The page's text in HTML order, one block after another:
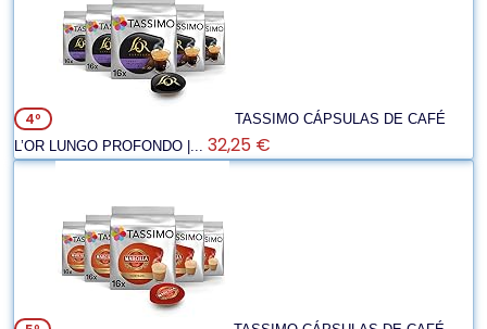
4º
TASSIMO CÁPSULAS DE CAFÉ
L’OR LUNGO PROFONDO |...
32,25 €